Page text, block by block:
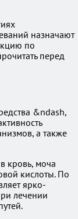
назначают
по
перед
&ndash,
а также
кровь, моча
кислоты. По
ярко-
лечении